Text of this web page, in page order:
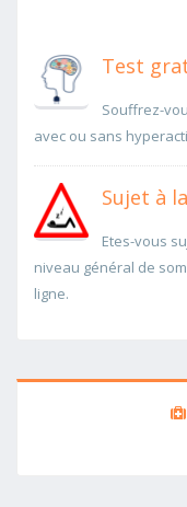
Test
Souffrez-
avec ou sans
Sujet à
Etes-vous
niveau général de
ligne.